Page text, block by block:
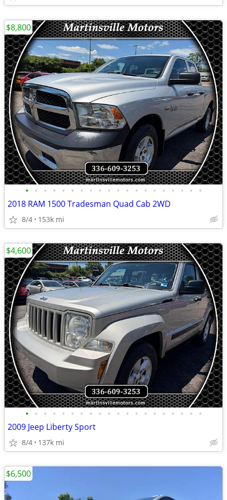
• • • • • • • • • • • • • • • • • • • •
2018 RAM 1500 Tradesman Quad Cab 2WD
8/4 153k mi
$8,800
• • • • • • • • • • • • • • • • • • • •
2009 Jeep Liberty Sport
8/4 137k mi
$4,600
$6,500